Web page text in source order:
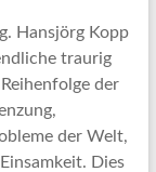
Hansjörg Kopp
traurig
der
der Welt,
Dies